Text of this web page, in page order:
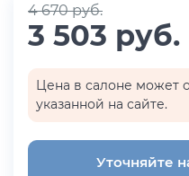
4 670 руб.
3 503 руб.
Цена в салоне может
указанной на сайте.
Уточняйте